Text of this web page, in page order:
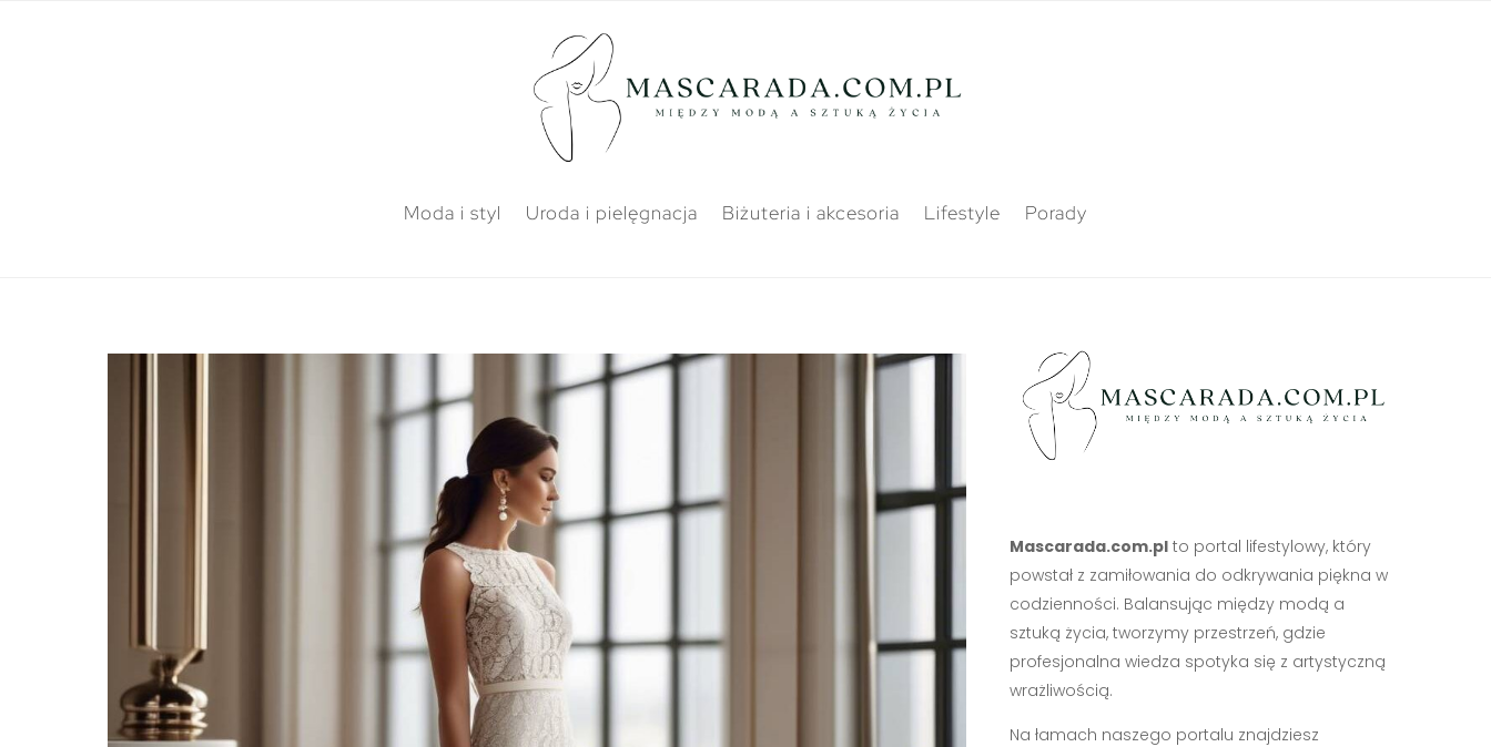
Moda i styl Uroda i pielęgnacja Biżuteria i akcesoria Lifestyle Porady
Mascarada.com.plto portal lifestylowy, który
powstał z zamiłowania do odkrywania piękna w
codzienności. Balansując między modą a
sztuką życia, tworzymy przestrzeń, gdzie
profesjonalna wiedza spotyka się z artystyczną
wrażliwością.
Na łamach naszego portalu znajdziesz